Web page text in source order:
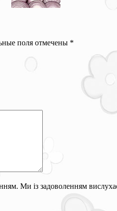
поля отмечены *
Ми із задоволенням